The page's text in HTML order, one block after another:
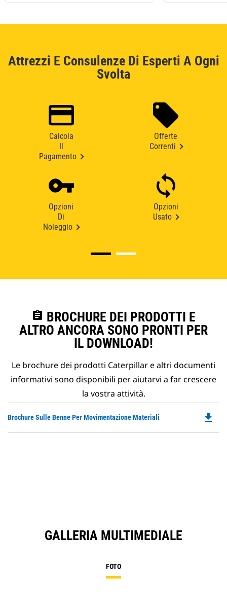
Attrezzi E Consulenze Di Esperti A Ogni
Svolta
Calcola
Pagamento
Offerte
Correnti
Opzioni
Di
Noleggio
Opzioni
Usato
assignment BROCHURE DEI PRODOTTI E
ALTRO ANCORA SONO PRONTI PER
IL DOWNLOAD!
Le brochure dei prodotti Caterpillar e altri documenti
informativi sono disponibili per aiutarvi a far crescere
la vostra attività.
Brochure Sulle Benne Per Movimentazione Materiali file_download
GALLERIA MULTIMEDIALE
FOTO